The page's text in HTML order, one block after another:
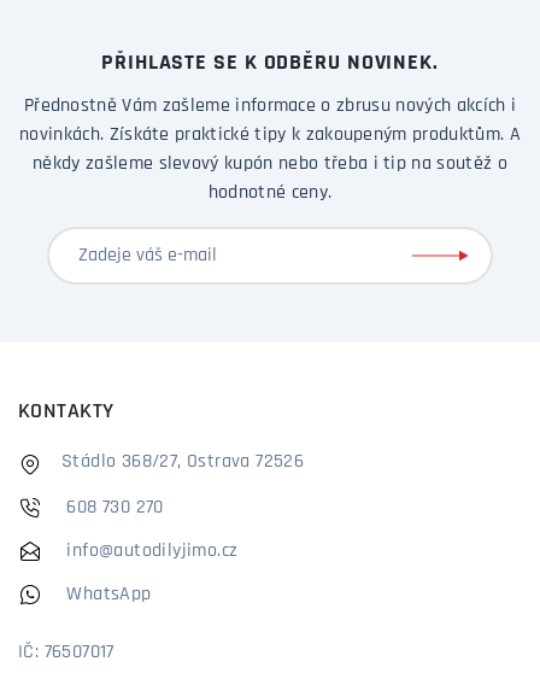
PŘIHLASTE SE K ODBĚRU NOVINEK.
Přednostně Vám zašleme informace o zbrusu nových akcích i
novinkách. Získáte praktické tipy k zakoupeným produktům. A
někdy zašleme slevový kupón nebo třeba i tip na soutěž o
hodnotné ceny.
KONTAKTY
Stádlo 368/27, Ostrava 72526
608 730 270
info@autodilyjimo.cz
WhatsApp
IČ: 76507017